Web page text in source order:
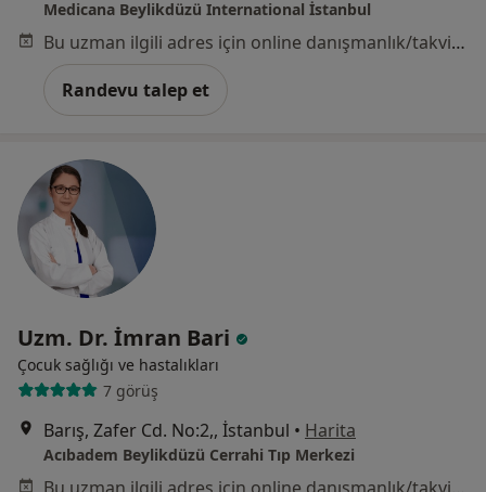
Medicana Beylikdüzü International İstanbul
Bu uzman ilgili adres için online danışmanlık/takvim sunmuyor.
Randevu talep et
Uzm. Dr. İmran Bari
Çocuk sağlığı ve hastalıkları
7 görüş
Barış, Zafer Cd. No:2,, İstanbul • Harita
Acıbadem Beylikdüzü Cerrahi Tıp Merkezi